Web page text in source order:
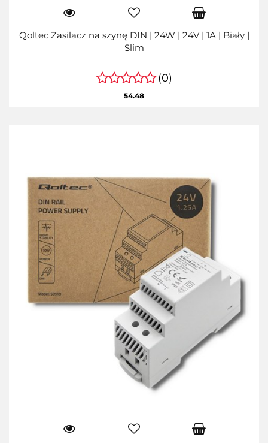
Qoltec Zasilacz na szynę DIN | 24W | 24V | 1A | Biały |
Slim
(0)
54.48